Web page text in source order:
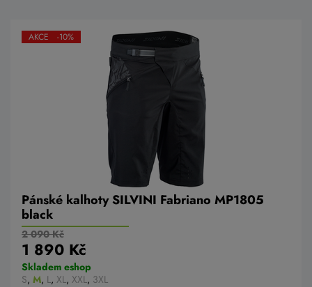
Pánské kalhoty SILVINI Fabriano MP1805
black
AKCE -10%
2 090 Kč
1 890 Kč
Skladem eshop
S, M, L, XL, XXL, 3XL